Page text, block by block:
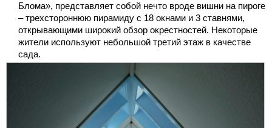
Блома», представляет собой нечто вроде вишни на пироге
– трехстороннюю пирамиду с 18 окнами и 3 ставнями,
открывающими широкий обзор окрестностей. Некоторые
жители используют небольшой третий этаж в качестве
сада.